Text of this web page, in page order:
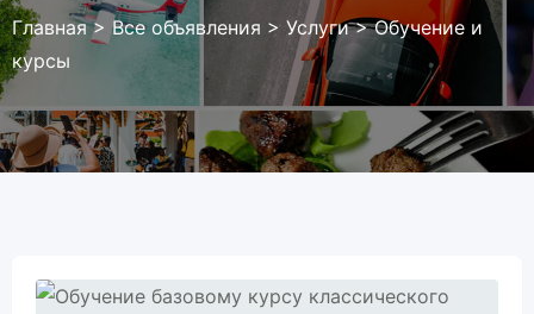
Главная>Все объявления > Услуги>Обучение и
курсы